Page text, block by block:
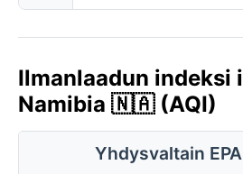
Ilmanlaadun indeksi
Namibia 🇳🇦 (AQI)
Yhdysvaltain